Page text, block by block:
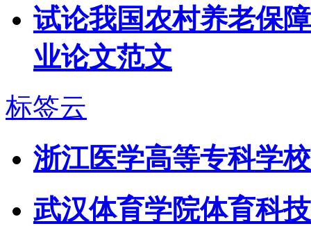
试论我国农村养老保
业论文范文
标签云
浙江医学高等专科学校
武汉体育学院体育科